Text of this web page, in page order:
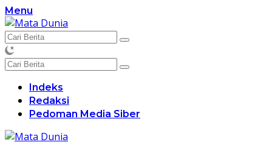
Langsung
ke
konten
Menu
Indeks
Redaksi
Pedoman Media Siber